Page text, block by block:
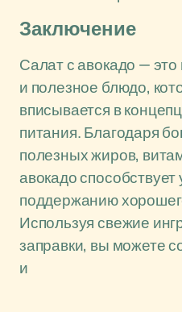
Заключение
Салат с авокадо — это
и полезное блюдо,
вписывается в
питания. Благодаря
полезных жиров,
авокадо
поддержанию
Используя свежие
заправки, вы можете
и